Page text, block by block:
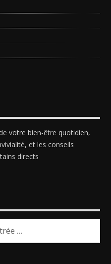
votre bien-être quotidien,
et les conseils
directs